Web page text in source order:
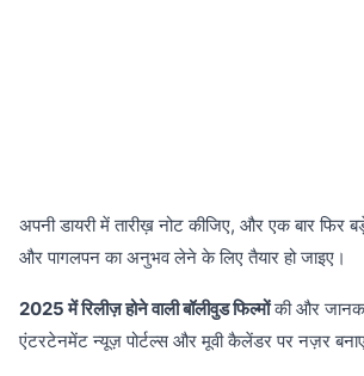
अपनी डायरी में तारीख़ नोट कीजिए, और एक बार फिर
और पागलपन का अनुभव लेने के लिए तैयार हो जाइए।
2025 में रिलीज़ होने वाली बॉलीवुड फिल्मोंकी और
एंटरटेनमेंट न्यूज़ पोर्टल्स और मूवी कैलेंडर पर नज़र